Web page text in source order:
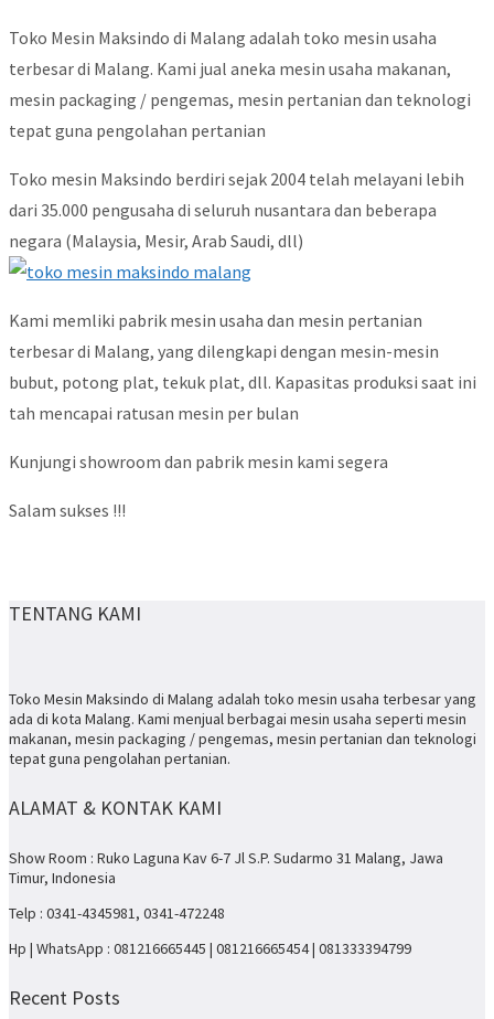
Toko Mesin Maksindo di Malang adalah toko mesin usaha
terbesar di Malang. Kami jual aneka mesin usaha makanan,
mesin packaging / pengemas, mesin pertanian dan teknologi
tepat guna pengolahan pertanian
Toko mesin Maksindo berdiri sejak 2004 telah melayani lebih
dari 35.000 pengusaha di seluruh nusantara dan beberapa
negara (Malaysia, Mesir, Arab Saudi, dll)
Kami memliki pabrik mesin usaha dan mesin pertanian
terbesar di Malang, yang dilengkapi dengan mesin-mesin
bubut, potong plat, tekuk plat, dll. Kapasitas produksi saat ini
tah mencapai ratusan mesin per bulan
Kunjungi showroom dan pabrik mesin kami segera
Salam sukses !!!
TENTANG KAMI
Toko Mesin Maksindo di Malang adalah toko mesin usaha terbesar yang
ada di kota Malang. Kami menjual berbagai mesin usaha seperti mesin
makanan, mesin packaging / pengemas, mesin pertanian dan teknologi
tepat guna pengolahan pertanian.
ALAMAT & KONTAK KAMI
Show Room : Ruko Laguna Kav 6-7 Jl S.P. Sudarmo 31 Malang, Jawa
Timur, Indonesia
Telp : 0341-4345981, 0341-472248
Hp | WhatsApp : 081216665445 | 081216665454 | 081333394799
Recent Posts